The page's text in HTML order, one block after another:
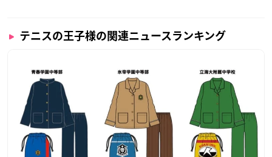
テニスの王子様の関連ニュースランキング